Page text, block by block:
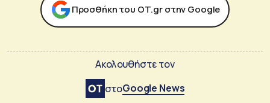
Προσθήκη του ΟΤ.gr στην Google
Ακολουθήστε τον
στοGoogle News